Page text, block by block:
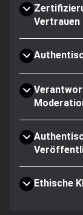
Vertrauen
Ethische